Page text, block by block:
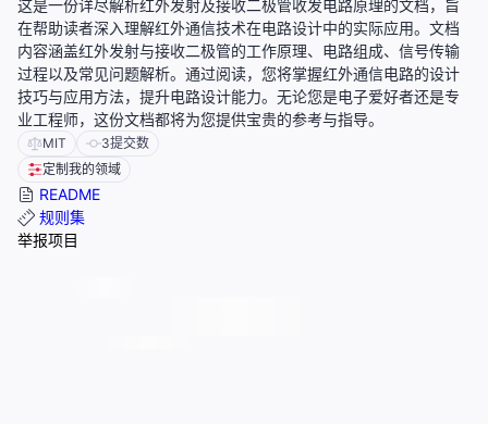
这是一份详尽解析红外发射及接收二极管收发电路原理的文档，旨
在帮助读者深入理解红外通信技术在电路设计中的实际应用。文档
内容涵盖红外发射与接收二极管的工作原理、电路组成、信号传输
过程以及常见问题解析。通过阅读，您将掌握红外通信电路的设计
技巧与应用方法，提升电路设计能力。无论您是电子爱好者还是专
业工程师，这份文档都将为您提供宝贵的参考与指导。
MIT 3提交数
定制我的领域
README
规则集
举报项目